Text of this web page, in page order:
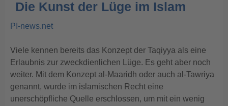
Die Kunst der Lüge im Islam
PI-news.net
Viele kennen bereits das Konzept der Taqiyya als eine
Erlaubnis zur zweckdienlichen Lüge. Es geht aber noch
weiter. Mit dem Konzept al-Maaridh oder auch al-Tawriya
genannt, wurde im islamischen Recht eine
unerschöpfliche Quelle erschlossen, um mit ein wenig